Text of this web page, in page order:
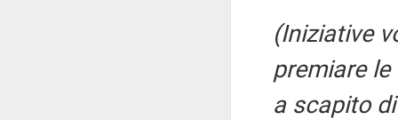
(Iniziative
premiare
a scapito